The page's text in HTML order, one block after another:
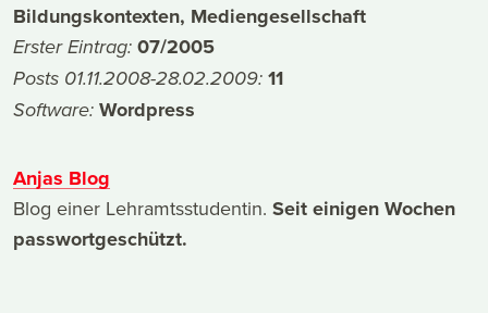
Bildungskontexten, Mediengesellschaft
Erster Eintrag: 07/2005
Posts 01.11.2008-28.02.2009: 11
Software: Wordpress
Anjas Blog
Blog einer Lehramtsstudentin. Seit einigen Wochen
passwortgeschützt.